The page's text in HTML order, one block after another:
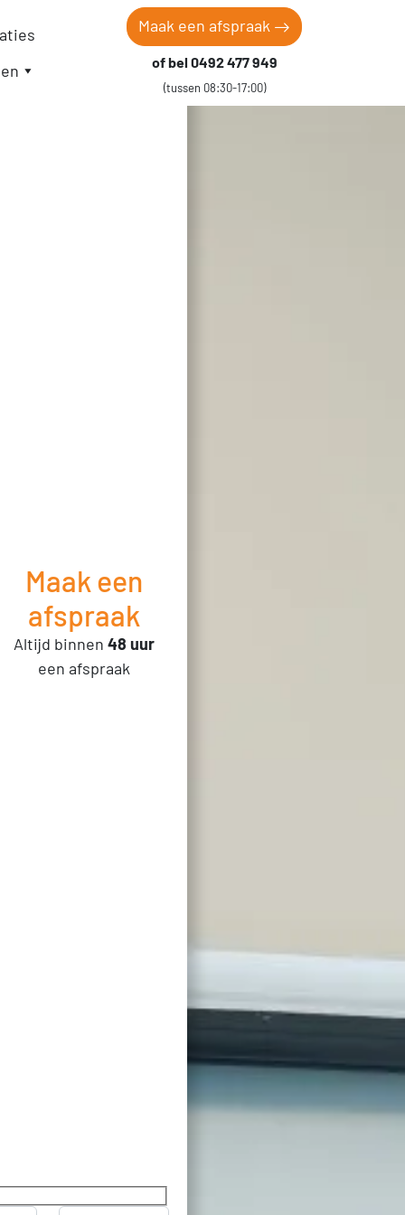
Maak een afspraak
of bel 0492 477 949
(tussen 08:30-17:00)
Maak een
afspraak
Altijd binnen 48 uur
een afspraak